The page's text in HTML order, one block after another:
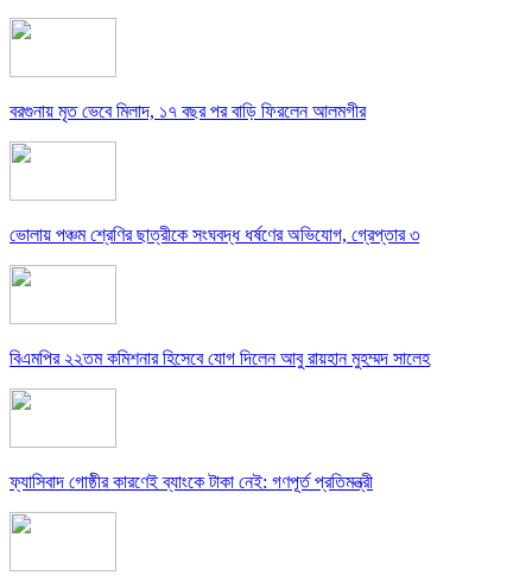
বরগুনায় মৃত ভেবে মিলাদ, ১৭ বছর পর বাড়ি ফিরলেন আলমগীর
ভোলায় পঞ্চম শ্রেণির ছাত্রীকে সংঘবদ্ধ ধর্ষণের অভিযোগ, গ্রেপ্তার ৩
বিএমপির ২২তম কমিশনার হিসেবে যোগ দিলেন আবু রায়হান মুহম্মদ সালেহ
ফ্যাসিবাদ গোষ্ঠীর কারণেই ব্যাংকে টাকা নেই: গণপূর্ত প্রতিমন্ত্রী